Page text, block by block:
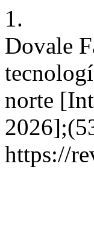
1.
Dovale
norte
https://